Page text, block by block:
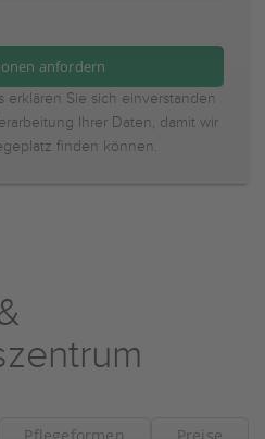
erklären Sie sich einverstanden
Ihrer Daten, damit wir
finden können.